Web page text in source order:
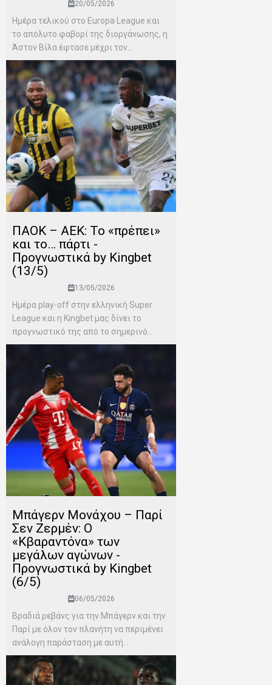
20/05/2026
Ημέρα τελικού στο Europa League και
το απόλυτο φαβορί της διοργάνωσης, η
Άστον Βίλα έφτασε μέχρι τον...
ΠΑΟΚ – ΑΕΚ: Το «πρέπει»
και το… πάρτι -
Προγνωστικά by Kingbet
(13/5)
13/05/2026
Ημέρα play-off στην ελληνική Super
League και η Kingbet μας δίνει το
προγνωστικό της από το σημερινό...
Μπάγερν Μονάχου – Παρί
Σεν Ζερμέν: Ο
«Κβαραντόνα» των
μεγάλων αγώνων -
Προγνωστικά by Kingbet
(6/5)
06/05/2026
Βραδιά ρεβάνς για την Μπάγερν και την
Παρί με όλον τον πλανήτη να περιμένει
ανάλογη παράσταση με αυτή...